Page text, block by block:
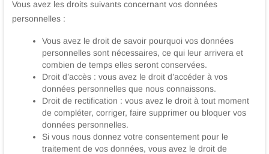
Vous avez les droits suivants concernant vos données
personnelles :
Vous avez le droit de savoir pourquoi vos données
personnelles sont nécessaires, ce qui leur arrivera et
combien de temps elles seront conservées.
Droit d’accès : vous avez le droit d’accéder à vos
données personnelles que nous connaissons.
Droit de rectification : vous avez le droit à tout moment
de compléter, corriger, faire supprimer ou bloquer vos
données personnelles.
Si vous nous donnez votre consentement pour le
traitement de vos données, vous avez le droit de